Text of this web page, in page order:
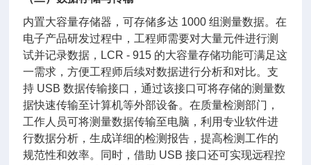
内置大容量存储器，可存储多达 1000 组测量数据。在
电子产品研发过程中，工程师需要对大量元件进行测
试并记录数据，LCR - 915 的大容量存储功能可满足这
一需求，方便工程师后续对数据进行分析和对比。支
持 USB 数据传输接口，通过该接口可将存储的测量数
据快速传输至计算机等外部设备。在质量检测部门，
工作人员可将测量数据传输至电脑，利用专业软件进
行数据分析，生成详细的检测报告，提高检测工作的
规范性和效率。同时，借助 USB 接口还可实现远程控